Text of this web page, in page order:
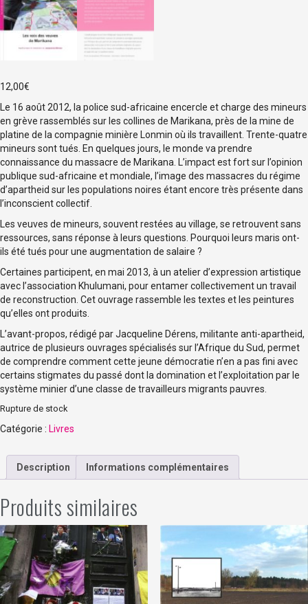
12,00€
Le 16 août 2012, la police sud-africaine encercle et charge des mineurs
en grève rassemblés sur les collines de Marikana, près de la mine de
platine de la compagnie minière Lonmin où ils travaillent. Trente-quatre
mineurs sont tués. En quelques jours, le monde va prendre
connaissance du massacre de Marikana. L’impact est fort sur l’opinion
publique sud-africaine et mondiale, l’image des massacres du régime
d’apartheid sur les populations noires étant encore très présente dans
l’inconscient collectif.
Les veuves de mineurs, souvent restées au village, se retrouvent sans
ressources, sans réponse à leurs questions. Pourquoi leurs maris ont-
ils été tués pour une augmentation de salaire ?
Certaines participent, en mai 2013, à un atelier d’expression artistique
avec l’association Khulumani, pour entamer collectivement un travail
de reconstruction. Cet ouvrage rassemble les textes et les peintures
qu’elles ont produits.
L’avant-propos, rédigé par Jacqueline Dérens, militante anti-apartheid,
autrice de plusieurs ouvrages spécialisés sur l’Afrique du Sud, permet
de comprendre comment cette jeune démocratie n’en a pas fini avec
certains stigmates du passé dont la domination et l’exploitation par le
système minier d’une classe de travailleurs migrants pauvres.
Rupture de stock
Catégorie : Livres
Description Informations complémentaires
Produits similaires